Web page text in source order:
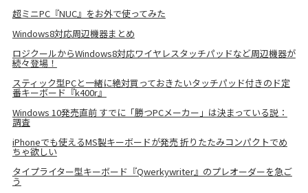
超ミニPC『NUC』をお外で使ってみた
Windows8対応周辺機器まとめ
ロジクールからWindows8対応ワイヤレスタッチパッドなど周辺機器が
続々登場！
スティック型PCと一緒に絶対買っておきたいタッチパッド付きのド定
番キーボード『k400r』
Windows 10発売直前 すでに「勝つPCメーカー」は決まっている説：
調査
iPhoneでも使えるMS製キーボードが発売 折りたたみコンパクトでめ
ちゃ欲しい
タイプライター型キーボード『Qwerkywriter』のプレオーダーを急ご
う